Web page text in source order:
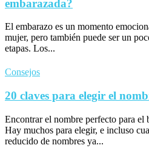
embarazada?
El embarazo es un momento
mujer, pero también puede ser un
etapas. Los...
Consejos
20 claves para elegir el
Encontrar el nombre perfecto para el
Hay muchos para elegir, e incluso
reducido de nombres ya...